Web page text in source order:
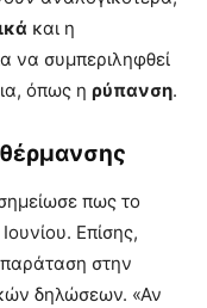
και η
να συμπεριληφθεί
όπως η ρύπανση.
θέρμανσης
πως το
Επίσης,
παράταση στην
δηλώσεων. «Αν